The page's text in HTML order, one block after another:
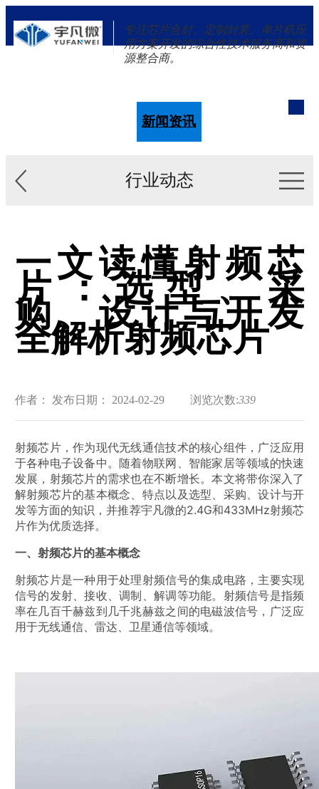
专注芯片合封、定制封装、单片机应
用方案开发的综合性技术服务商和资
源整合商。
新闻资讯
行业动态
一文读懂射频芯
片：选型、采
购、设计与开发
全解析射频芯片
作者： 发布日期： 2024-02-29 浏览次数:339
射频芯片，作为现代无线通信技术的核心组件，广泛应用
于各种电子设备中。随着物联网、智能家居等领域的快速
发展，射频芯片的需求也在不断增长。本文将带你深入了
解射频芯片的基本概念、特点以及选型、采购、设计与开
发等方面的知识，并推荐宇凡微的2.4G和433MHz射频芯
片作为优质选择。
一、射频芯片的基本概念
射频芯片是一种用于处理射频信号的集成电路，主要实现
信号的发射、接收、调制、解调等功能。射频信号是指频
率在几百千赫兹到几千兆赫兹之间的电磁波信号，广泛应
用于无线通信、雷达、卫星通信等领域。